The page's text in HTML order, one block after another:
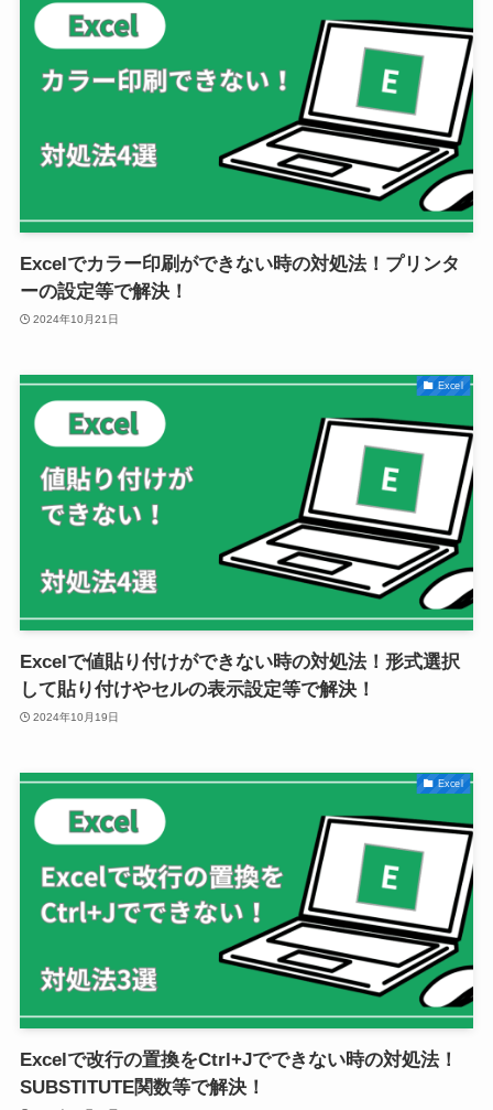
Excelでカラー印刷ができない時の対処法！プリンタ
ーの設定等で解決！
2024年10月21日
Excel
Excelで値貼り付けができない時の対処法！形式選択
して貼り付けやセルの表示設定等で解決！
2024年10月19日
Excel
Excelで改行の置換をCtrl+Jでできない時の対処法！
SUBSTITUTE関数等で解決！